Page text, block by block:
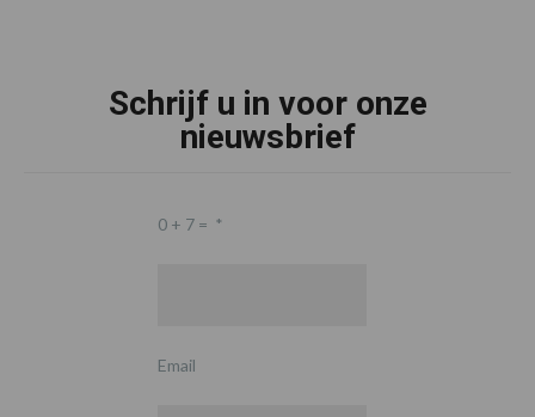
Schrijf u in voor onze
nieuwsbrief
0 + 7 = *
Email